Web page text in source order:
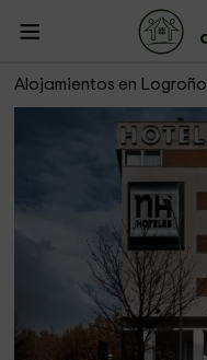
Alojamientos en Logroño